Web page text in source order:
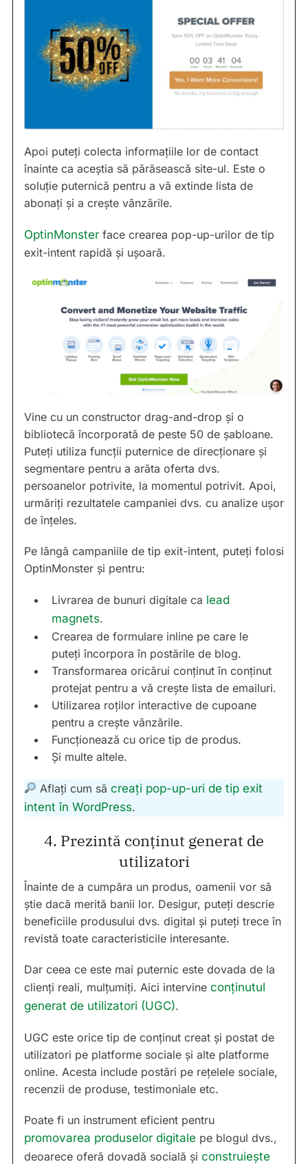
Apoi puteți colecta informațiile lor de contact
înainte ca aceștia să părăsească site-ul. Este o
soluție puternică pentru a vă extinde lista de
abonați și a crește vânzările.
OptinMonster face crearea pop-up-urilor de tip
exit-intent rapidă și ușoară.
Vine cu un constructor drag-and-drop și o
bibliotecă încorporată de peste 50 de șabloane.
Puteți utiliza funcții puternice de direcționare și
segmentare pentru a arăta oferta dvs.
persoanelor potrivite, la momentul potrivit. Apoi,
urmăriți rezultatele campaniei dvs. cu analize ușor
de înțeles.
Pe lângă campaniile de tip exit-intent, puteți folosi
OptinMonster și pentru:
Livrarea de bunuri digitale ca lead
magnets.
Crearea de formulare inline pe care le
puteți încorpora în postările de blog.
Transformarea oricărui conținut în conținut
protejat pentru a vă crește lista de emailuri.
Utilizarea roților interactive de cupoane
pentru a crește vânzările.
Funcționează cu orice tip de produs.
Și multe altele.
Aflați cum săcreați pop-up-uri de tip exit
intent în WordPress.
4. Prezintă conținut generat de
utilizatori
Înainte de a cumpăra un produs, oamenii vor să
știe dacă merită banii lor. Desigur, puteți descrie
beneficiile produsului dvs. digital și puteți trece în
revistă toate caracteristicile interesante.
Dar ceea ce este mai puternic este dovada de la
clienți reali, mulțumiți. Aici intervine conținutul
generat de utilizatori (UGC).
UGC este orice tip de conținut creat și postat de
utilizatori pe platforme sociale și alte platforme
online. Acesta include postări pe rețelele sociale,
recenzii de produse, testimoniale etc.
Poate fi un instrument eficient pentru
promovarea produselor digitale pe blogul dvs.,
deoarece oferă dovadă socială și construiește